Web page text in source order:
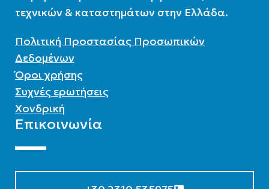
τεχνικών & καταστημάτων στην Ελλάδα.
Πολιτική Προστασίας Προσωπικών
Δεδομένων
Όροι χρήσης
Συχνές ερωτήσεις
Χονδρική
Επικοινωνία